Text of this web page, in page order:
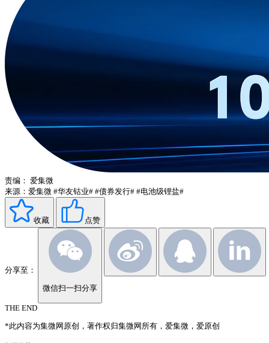
责编： 爱集微
来源：爱集微 #华友钴业# #债券发行# #电池级锂盐#
收藏 点赞
分享至：
微信扫一扫分享
THE END
*此内容为集微网原创，著作权归集微网所有，爱集微，爱原创